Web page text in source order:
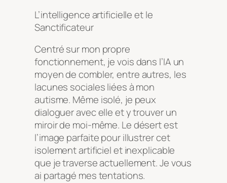
L’intelligence artificielle et le
Sanctificateur
Centré sur mon propre
fonctionnement, je vois dans l’IA un
moyen de combler, entre autres, les
lacunes sociales liées à mon
autisme. Même isolé, je peux
dialoguer avec elle et y trouver un
miroir de moi-même. Le désert est
l’image parfaite pour illustrer cet
isolement artificiel et inexplicable
que je traverse actuellement. Je vous
ai partagé mes tentations.